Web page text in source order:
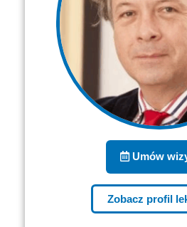
Umów
Zobacz profil